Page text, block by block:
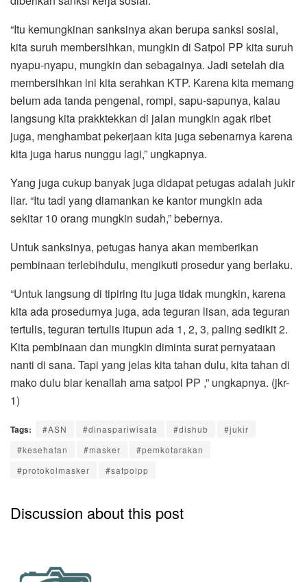
“Itu kemungkinan sanksinya akan berupa sanksi sosial,
kita suruh membersihkan, mungkin di Satpol PP kita suruh
nyapu-nyapu, mungkin dan sebagainya. Jadi setelah dia
membersihkan ini kita serahkan KTP. Karena kita memang
belum ada tanda pengenal, rompi, sapu-sapunya, kalau
langsung kita prakktekkan di jalan mungkin agak ribet
juga, menghambat pekerjaan kita juga sebenarnya karena
kita juga harus nunggu lagi,” ungkapnya.
Yang juga cukup banyak juga didapat petugas adalah jukir
liar. “Itu tadi yang diamankan ke kantor mungkin ada
sekitar 10 orang mungkin sudah,” bebernya.
Untuk sanksinya, petugas hanya akan memberikan
pembinaan terlebihdulu, mengikuti prosedur yang berlaku.
“Untuk langsung di tipiring itu juga tidak mungkin, karena
kita ada prosedurnya juga, ada teguran lisan, ada teguran
tertulis, teguran tertulis itupun ada 1, 2, 3, paling sedikit 2.
Kita pembinaan dan mungkin diminta surat pernyataan
nanti di sana. Tapi yang jelas kita tahan dulu, kita tahan di
mako dulu biar kenallah ama satpol PP ,” ungkapnya. (jkr-
1)
Tags: #ASN #dinaspariwisata #dishub
#jukir
#kesehatan
#masker
#pemkotarakan
#protokolmasker
#satpolpp
Discussion about this post